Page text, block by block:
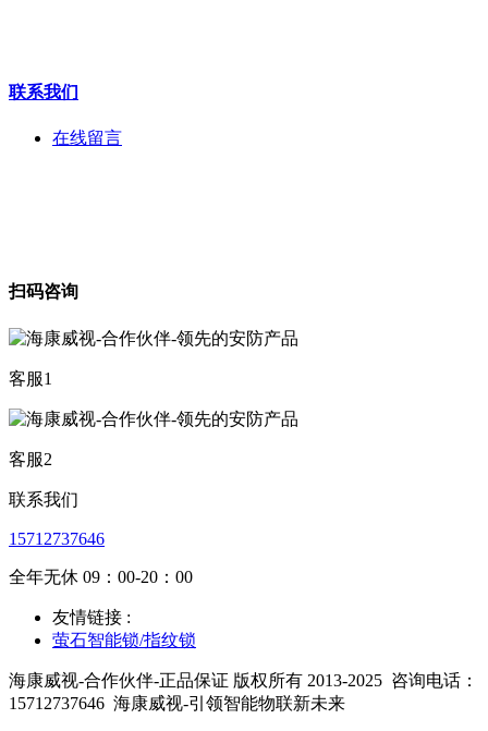
联系我们
在线留言
扫码咨询
客服1
客服2
联系我们
15712737646
全年无休 09：00-20：00
友情链接 :
萤石智能锁/指纹锁
海康威视-合作伙伴-正品保证 版权所有 2013-2025 咨询电话：
15712737646 海康威视-引领智能物联新未来